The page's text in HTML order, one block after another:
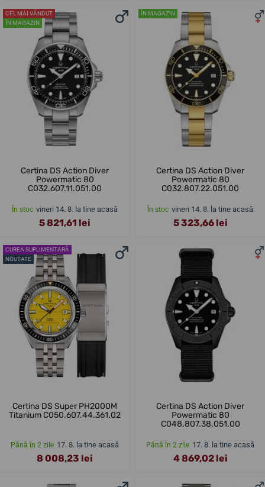
CEL MAI VÂNDUT
ÎN MAGAZIN
Certina DS Action Diver
Powermatic 80
C032.607.11.051.00
În stoc vineri 14. 8. la tine acasă
5 821,61 lei
ÎN MAGAZIN
Certina DS Action Diver
Powermatic 80
C032.807.22.051.00
În stoc vineri 14. 8. la tine acasă
5 323,66 lei
CUREA SUPLIMENTARĂ
NOUTATE
Certina DS Super PH2000M
Titanium C050.607.44.361.02
Până în 2 zile 17. 8. la tine acasă
8 008,23 lei
Certina DS Action Diver
Powermatic 80
C048.807.38.051.00
Până în 2 zile 17. 8. la tine acasă
4 869,02 lei